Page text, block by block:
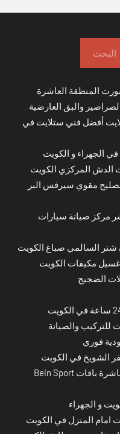
البحث
والبق العارضية
أفضل فني ستلايت في
الجهراء و الكويت
الدش المركزي الكويت
مقوي سيرفس البر
مركز صيانة سيارات
شتر السالمي صباغ الكويت
غسيل مكيفات الكويت
الضجيج
للتركيب والصيانة
فوري
الشويخ في الكويت
اشتراك بي ان سبورت المنطقة العاشرة باقات Bein Sport
و الجهراء
امام المنزل في الكويت